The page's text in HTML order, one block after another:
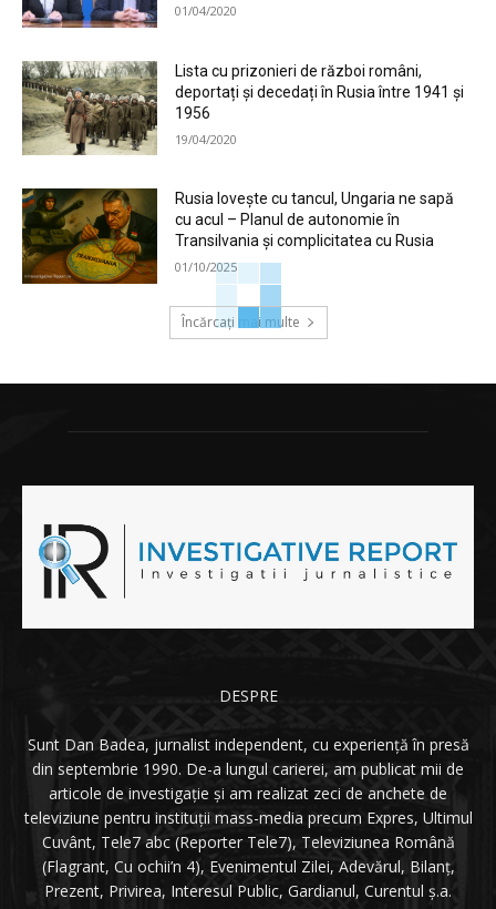
01/04/2020
Lista cu prizonieri de război români,
deportați și decedați în Rusia între 1941 și
1956
19/04/2020
Rusia lovește cu tancul, Ungaria ne sapă
cu acul – Planul de autonomie în
Transilvania și complicitatea cu Rusia
01/10/2025
Încărcați mai multe
DESPRE
Sunt Dan Badea, jurnalist independent, cu experiență în presă
din septembrie 1990. De-a lungul carierei, am publicat mii de
articole de investigație și am realizat zeci de anchete de
televiziune pentru instituții mass-media precum Expres, Ultimul
Cuvânt, Tele7 abc (Reporter Tele7), Televiziunea Română
(Flagrant, Cu ochii’n 4), Evenimentul Zilei, Adevărul, Bilanț,
Prezent, Privirea, Interesul Public, Gardianul, Curentul ș.a.